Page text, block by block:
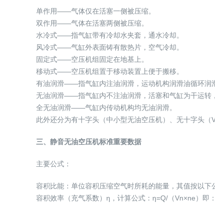
单作用——气体仅在活塞一侧被压缩。
双作用——气体在活塞两侧被压缩。
水冷式——指气缸带有冷却水夹套，通水冷却。
风冷式——气缸外表面铸有散热片，空气冷却。
固定式——空压机组固定在地基上。
移动式——空压机组置于移动装置上便于搬移。
有油润滑——指气缸内注油润滑，运动机构润滑油循环润
无油润滑——指气缸内不注油润滑，活塞和气缸为干运转
全无油润滑——气缸内传动机构均无油润滑。
此外还分为有十字头（中小型无油空压机）、无十字头
三、静音无油空压机标准重要数据
主要公式：
容积比能：单位容积压缩空气时所耗的能量，其值按以下
容积效率（充气系数）η，计算公式：η=Q/（Vn×ne）即